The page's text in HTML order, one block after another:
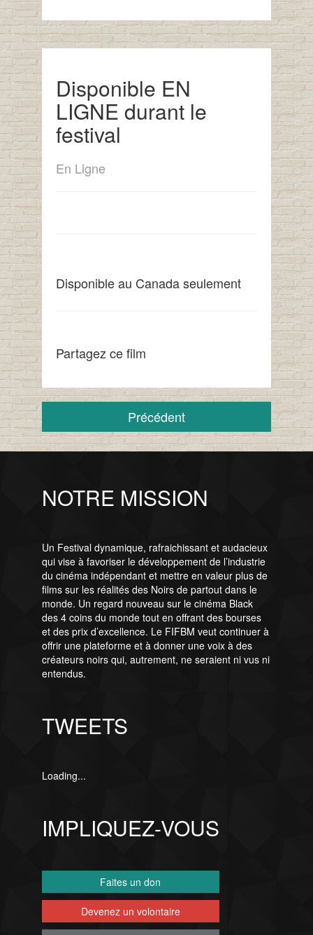
Disponible EN
LIGNE durant le
festival
En Ligne
Disponible au Canada seulement
Partagez ce film
Précédent
NOTRE MISSION
Un Festival dynamique, rafraichissant et audacieux
qui vise à favoriser le développement de l’industrie
du cinéma indépendant et mettre en valeur plus de
films sur les réalités des Noirs de partout dans le
monde. Un regard nouveau sur le cinéma Black
des 4 coins du monde tout en offrant des bourses
et des prix d’excellence. Le FIFBM veut continuer à
offrir une plateforme et à donner une voix à des
créateurs noirs qui, autrement, ne seraient ni vus ni
entendus.
TWEETS
Loading...
IMPLIQUEZ-VOUS
Faites un don
Devenez un volontaire